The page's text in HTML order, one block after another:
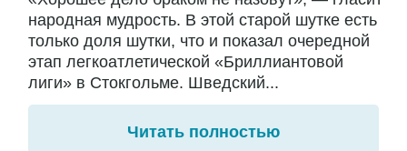
народная мудрость. В этой старой шутке есть
только доля шутки, что и показал очередной
этап легкоатлетической «Бриллиантовой
лиги» в Стокгольме. Шведский...
Читать полностью